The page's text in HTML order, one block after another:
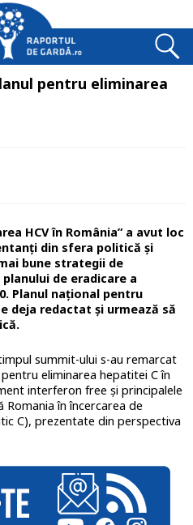
pentru eliminarea
HCV în România” a avut loc
din sfera politică și
bune strategii de
de eradicare a
Planul național pentru
deja redactat și urmează să
summit-ului s-au remarcat
eliminarea hepatitei C în
interferon free și principalele
în încercarea de
C), prezentate din perspectiva